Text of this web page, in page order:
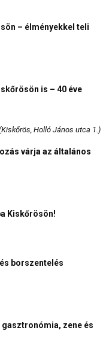
– élményekkel teli
is – 40 éve
Holló János utca 1.)
várja az általános
Kiskőrösön!
borszentelés
zene és